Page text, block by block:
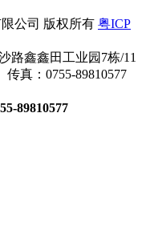
公司 版权所有 粤ICP
路鑫鑫田工业园7栋/11
传真：0755-89810577
89810577